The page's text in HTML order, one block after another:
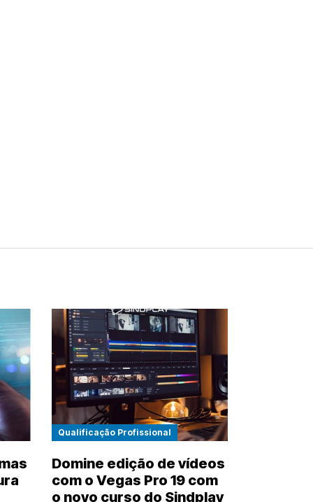
Qualificação Profissional
Domine edição de vídeos
com o Vegas Pro 19 com
o novo curso do Sindplay